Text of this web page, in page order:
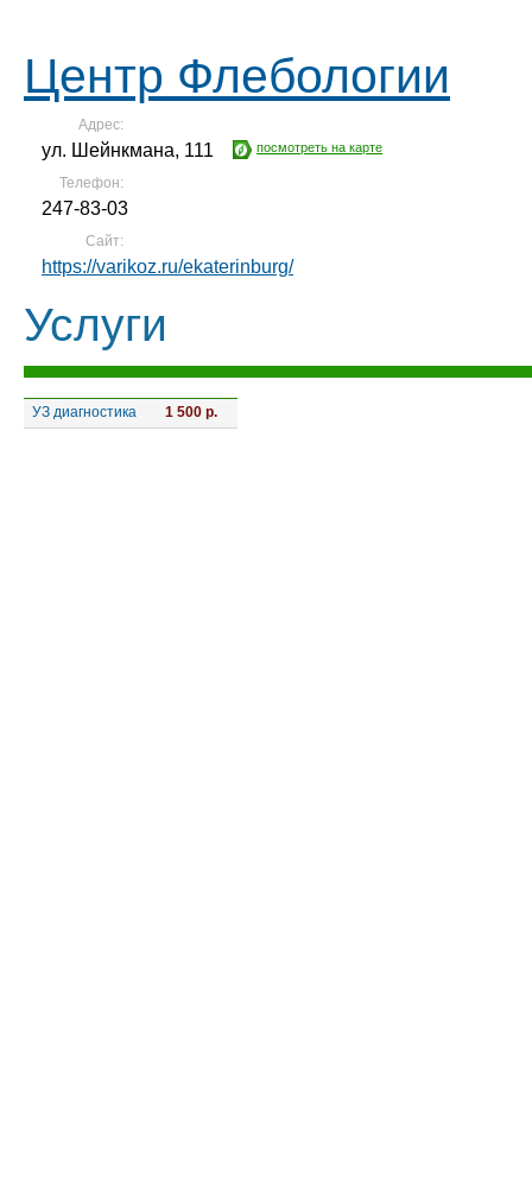
Центр Флебологии
Адрес:
ул. Шейнкмана, 111 посмотреть на карте
Телефон:
247-83-03
Сайт:
https://varikoz.ru/ekaterinburg/
Услуги
УЗ диагностика 1 500 р.